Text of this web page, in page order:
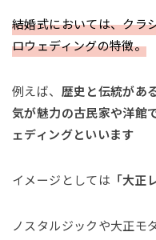
結婚式においては、クラ
ロウェディングの特徴。
例えば、 歴史と伝統があ
気が魅力の古民家や洋館
ェディングといいます
イメージとしては 「大正
ノスタルジックや大正モ